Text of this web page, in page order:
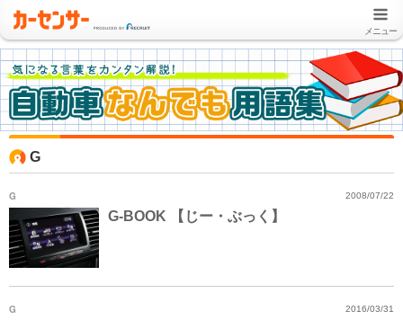
メニュー
G
G 2008/07/22
G-BOOK 【じー・ぶっく】
G 2016/03/31